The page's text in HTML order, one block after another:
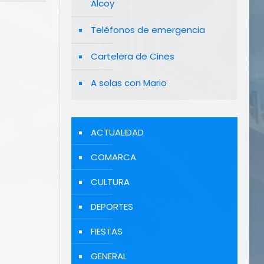
Alcoy
Teléfonos de emergencia
Cartelera de Cines
A solas con Mario
ACTUALIDAD
COMARCA
CULTURA
DEPORTES
FIESTAS
GENERAL